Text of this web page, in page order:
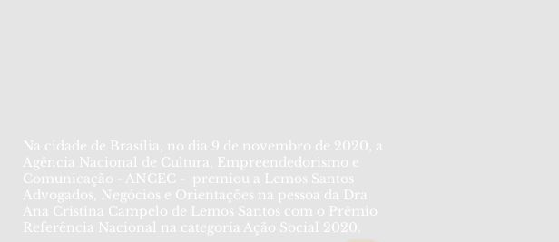
Na cidade de Brasília, no dia 9 de novembro de 2020, a
Agência Nacional de Cultura, Empreendedorismo e
Comunicação - ANCEC - premiou a Lemos Santos
Advogados, Negócios e Orientações na pessoa da Dra
Ana Cristina Campelo de Lemos Santos com o Prêmio
Referência Nacional na categoria Ação Social 2020.